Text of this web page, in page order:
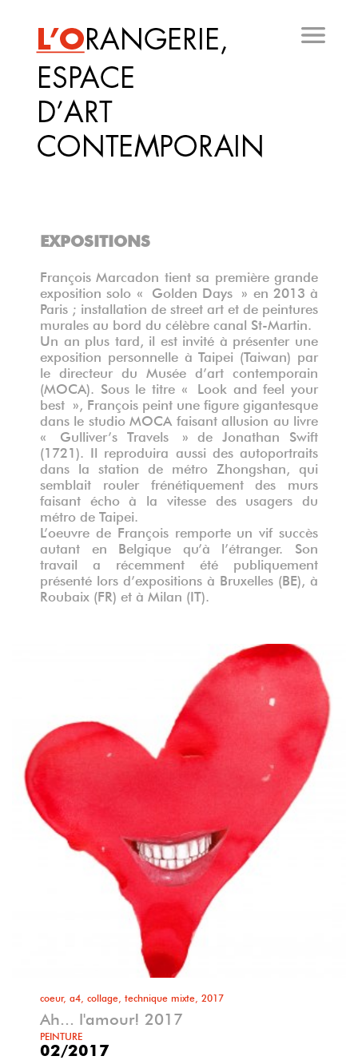
principal
EXPOSITIONS
François Marcadon tient sa première grande
exposition solo « Golden Days » en 2013 à
Paris ; installation de street art et de peintures
murales au bord du célèbre canal St-Martin.
Un an plus tard, il est invité à présenter une
exposition personnelle à Taipei (Taiwan) par
le directeur du Musée d’art contemporain
(MOCA). Sous le titre « Look and feel your
best », François peint une figure gigantesque
dans le studio MOCA faisant allusion au livre
« Gulliver’s Travels » de Jonathan Swift
(1721). Il reproduira aussi des autoportraits
dans la station de métro Zhongshan, qui
semblait rouler frénétiquement des murs
faisant écho à la vitesse des usagers du
métro de Taipei.
L’oeuvre de François remporte un vif succès
autant en Belgique qu’à l’étranger. Son
travail a récemment été publiquement
présenté lors d’expositions à Bruxelles (BE), à
Roubaix (FR) et à Milan (IT).
coeur, a4, collage, technique mixte, 2017
Ah... l'amour! 2017
PEINTURE
02/2017